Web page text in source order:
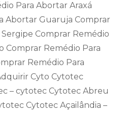
Para Abortar Araxá
Abortar Guaruja Comprar
Comprar Remédio
Comprar Remédio Para
Remédio Para
Cyto Cytotec
– cytotec Cytotec Abreu
Cytotec Açailândia –